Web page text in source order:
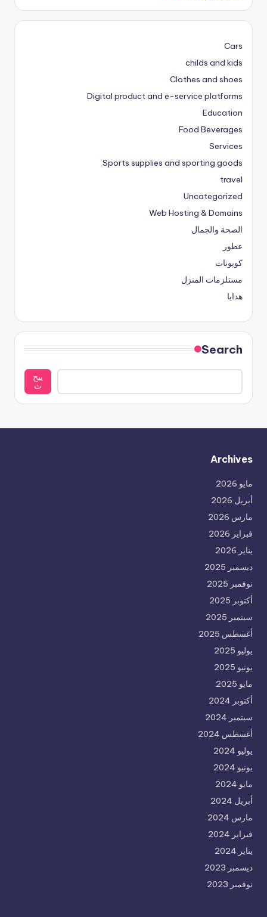
Cars
childs and kids
Clothes and shoes
Digital product and e-service platforms
Education
Food Beverages
Services
Sports supplies and sporting goods
travel
Uncategorized
Web Hosting & Domains
الصحة والجمال
عطور
كوبونات
مستلزمات المنزل
هدايا
Search
يبح
ث
Archives
مايو 2026
أبريل 2026
مارس 2026
فبراير 2026
يناير 2026
ديسمبر 2025
نوفمبر 2025
أكتوبر 2025
سبتمبر 2025
أغسطس 2025
يوليو 2025
يونيو 2025
مايو 2025
أكتوبر 2024
سبتمبر 2024
أغسطس 2024
يوليو 2024
يونيو 2024
مايو 2024
أبريل 2024
مارس 2024
فبراير 2024
يناير 2024
ديسمبر 2023
نوفمبر 2023